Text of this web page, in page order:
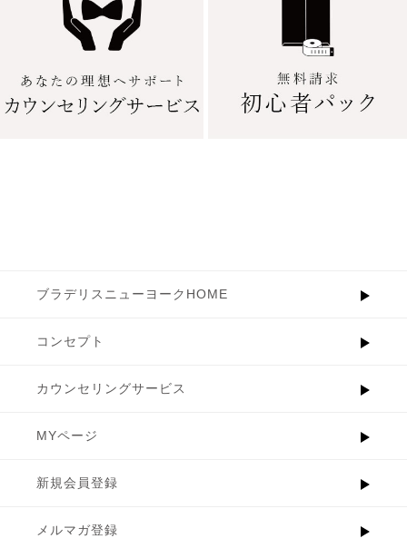
ブラデリスニューヨークHOME
コンセプト
カウンセリングサービス
MYページ
新規会員登録
メルマガ登録